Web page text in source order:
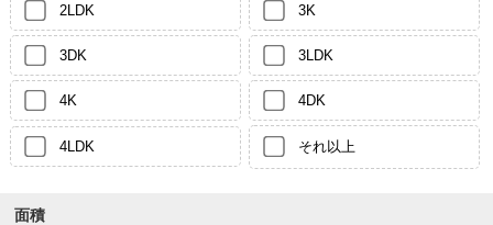
2LDK 3K
3DK 3LDK
4K 4DK
4LDK それ以上
面積